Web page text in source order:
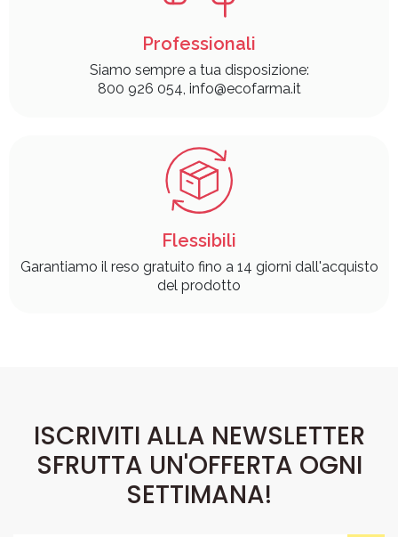
Professionali
Siamo sempre a tua disposizione:
800 926 054, info@ecofarma.it
Flessibili
Garantiamo il reso gratuito fino a 14 giorni dall'acquisto
del prodotto
ISCRIVITI ALLA NEWSLETTER
SFRUTTA UN'OFFERTA OGNI
SETTIMANA!